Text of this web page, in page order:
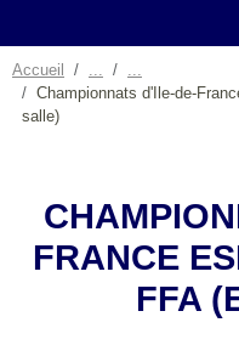
Accueil
Championnats d'Ile-de-
salle)
FRANCE
FFA